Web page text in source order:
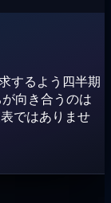
するよう四半期
向き合うのは
ではありませ